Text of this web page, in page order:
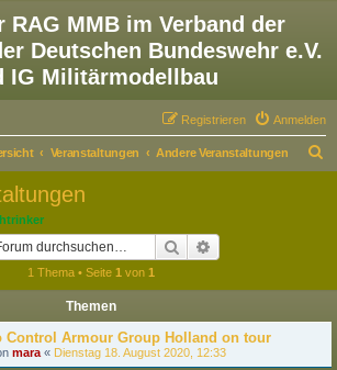
RAG MMB im Verband der
Deutschen Bundeswehr e.V.
IG Militärmodellbau
Anmelden
Registrieren
Veranstaltungen Andere Veranstaltungen
Suche
1 Thema • Seite 1 von 1
Themen
Control Armour Group Holland on tour
mara « Dienstag 18. August 2020, 12:33